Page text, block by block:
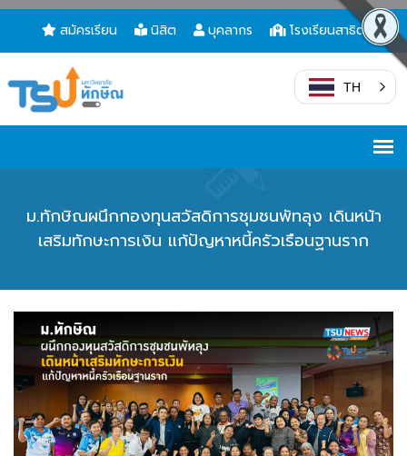
สมัครเรียน นิสิต บุคลากร โรงเรียนสาธิต
TH
ม.ทักษิณผนึกกองทุนสวัสดิการชุมชนพัทลุง เดินหน้า
เสริมทักษะการเงิน แก้ปัญหาหนี้ครัวเรือนฐานราก